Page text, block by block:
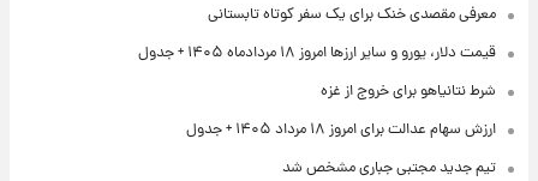
معرفی مقصدی خنک برای یک سفر کوتاه تابستانی
قیمت دلار، یورو و سایر ارزها امروز ۱۸ مردادماه ۱۴۰۵ + جدول
شرط نتانیاهو برای خروج از غزه
ارزش سهام عدالت برای امروز ۱۸ مرداد ۱۴۰۵ + جدول
تیم جدید مجتبی جباری مشخص شد